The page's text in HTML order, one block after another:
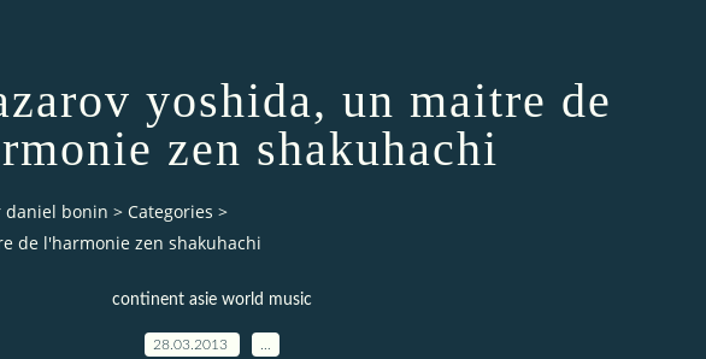
yoshida, un maitre de
zen shakuhachi
daniel bonin > Categories >
de l'harmonie zen shakuhachi
continent asie world music
28.03.2013